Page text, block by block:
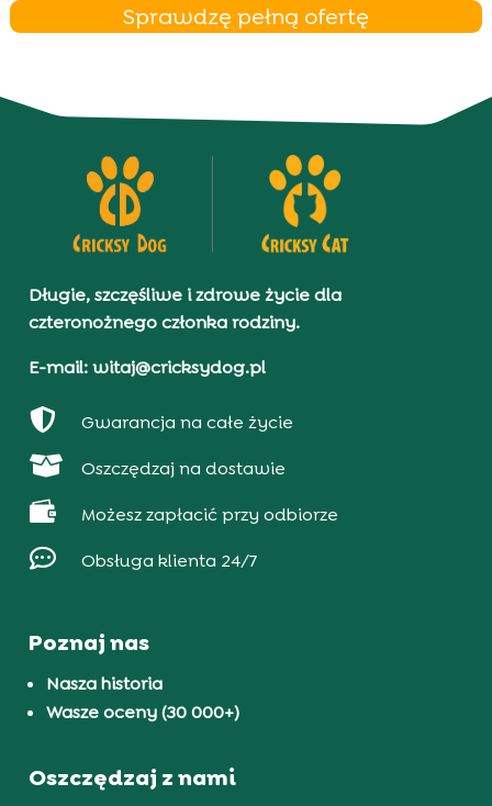
Sprawdzę pełną ofertę
Długie, szczęśliwe i zdrowe życie dla
czteronożnego członka rodziny.
E-mail: witaj@cricksydog.pl
 Gwarancja na całe życie
 Oszczędzaj na dostawie
 Możesz zapłacić przy odbiorze
 Obsługa klienta 24/7
Poznaj nas
Nasza historia
Wasze oceny (30 000+)
Oszczędzaj z nami